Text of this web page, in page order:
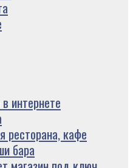
интернете
ресторана, кафе
бара